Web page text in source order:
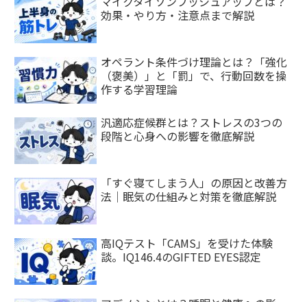
効果・やり方・注意点まで解説
オペラント条件づけ理論とは？「強化
（褒美）」と「罰」で、行動回数を操
作する学習理論
汎適応症候群とは？ストレスの3つの
段階と心身への影響を徹底解説
「すぐ寝てしまう人」の原因と改善方
法｜眠気の仕組みと対策を徹底解説
高IQテスト「CAMS」を受けた体験
談。IQ146.4のGIFTED EYES認定